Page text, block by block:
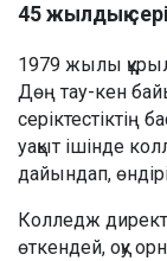
45 жылдық
1979 жылы
Дөң тау-кен
уақыт ішінде
дайындап,
Колледж
өткендей, оқу